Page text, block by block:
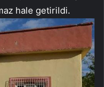
hale getirildi.